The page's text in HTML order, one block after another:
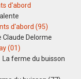
d'abord
d'abord (95)
Claude Delorme
(01)
La ferme du buisson